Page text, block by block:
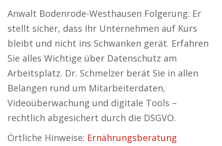
Anwalt Bodenrode-Westhausen Folgerung: Er
stellt sicher, dass Ihr Unternehmen auf Kurs
bleibt und nicht ins Schwanken gerät. Erfahren
Sie alles Wichtige über Datenschutz am
Arbeitsplatz. Dr. Schmelzer berät Sie in allen
Belangen rund um Mitarbeiterdaten,
Videoüberwachung und digitale Tools –
rechtlich abgesichert durch die DSGVO.
Örtliche Hinweise: Ernährungsberatung